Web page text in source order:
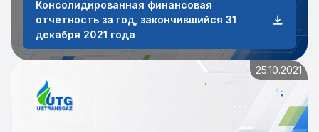
Консолидированная финансовая
отчетность за год, закончившийся 31
декабря 2021 года
25.10.2021